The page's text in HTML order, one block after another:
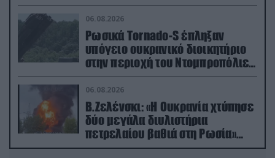
06.08.2026
Ρωσικά Tornado-S έπληξαν
υπόγειο ουκρανικό διοικητήριο
στην περιοχή του Ντομπροπόλιε
(βίντεο)
06.08.2026
Β.Ζελένσκι: «Η Ουκρανία χτύπησε
δύο μεγάλα διυλιστήρια
πετρελαίου βαθιά στη Ρωσία»
(βίντεο)